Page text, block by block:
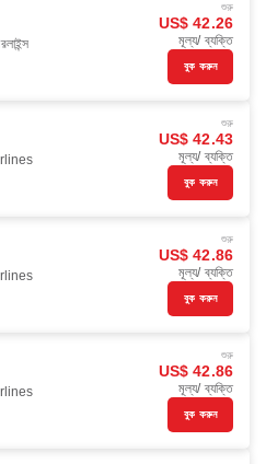
শুরু
US$ 42.26
মূল্য/ ব্যক্তি
বুক করুন
শুরু
US$ 42.43
মূল্য/ ব্যক্তি
বুক করুন
শুরু
US$ 42.86
মূল্য/ ব্যক্তি
বুক করুন
শুরু
US$ 42.86
মূল্য/ ব্যক্তি
বুক করুন